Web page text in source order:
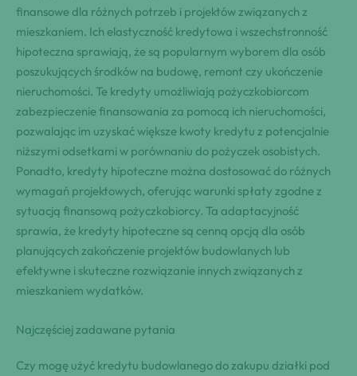
finansowe dla różnych potrzeb i projektów związanych z
mieszkaniem. Ich elastyczność kredytowa i wszechstronność
hipoteczna sprawiają, że są popularnym wyborem dla osób
poszukujących środków na budowę, remont czy ukończenie
nieruchomości. Te kredyty umożliwiają pożyczkobiorcom
zabezpieczenie finansowania za pomocą ich nieruchomości,
pozwalając im uzyskać większe kwoty kredytu z potencjalnie
niższymi odsetkami w porównaniu do pożyczek osobistych.
Ponadto, kredyty hipoteczne można dostosować do różnych
wymagań projektowych, oferując warunki spłaty zgodne z
sytuacją finansową pożyczkobiorcy. Ta adaptacyjność
sprawia, że kredyty hipoteczne są cenną opcją dla osób
planujących zakończenie projektów budowlanych lub
efektywne i skuteczne rozwiązanie innych związanych z
mieszkaniem wydatków.
Najczęściej zadawane pytania
Czy mogę użyć kredytu budowlanego do zakupu działki pod